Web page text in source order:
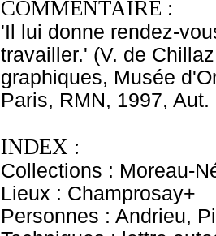
COMMENTAIRE :
'Il lui donne rendez-
travailler.' (V. de
graphiques, Musée
Paris, RMN, 1997,
INDEX :
Collections : Moreau-
Lieux : Champrosay+
Personnes : Andrieu,